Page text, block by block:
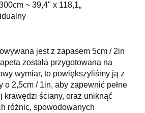
~ 39,4" x 118,1„
jest z zapasem 5cm / 2in
została przygotowana na
wymiar, to powiększyliśmy ją z
o 2,5cm / 1in, aby zapewnić pełne
krawędzi ściany, oraz uniknąć
różnic, spowodowanych